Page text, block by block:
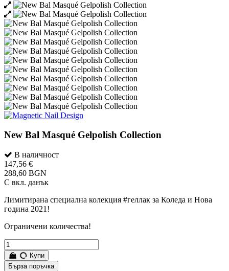
New Bal Masqué Gelpolish Collection
В наличност
147,56 €
288,60 BGN
С вкл. данък
Лимитирана специална колекция #геллак за Коледа и Нова
година 2021!
Ограничени количества!
Купи
Бърза поръчка